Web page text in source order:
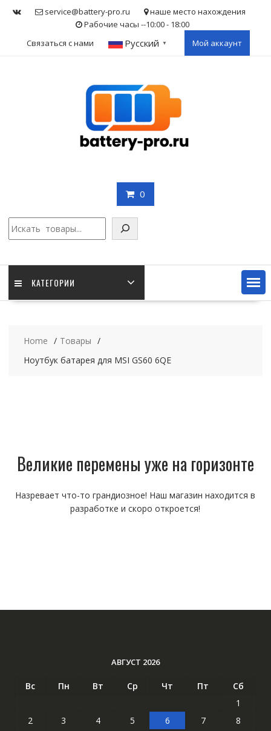
service@battery-pro.ru
наше место нахождения
Рабочие часы --10:00 - 18:00
Связаться с нами
Русский ▼ Мой аккаунт
0
КАТЕГОРИИ
Home
Товары
Ноутбук батарея для MSI GS60 6QE
Великие перемены уже на горизонте
Назревает что-то грандиозное! Наш магазин находится в
разработке и скоро откроется!
АВГУСТ 2026
Вс Пн Вт Ср Чт Пт
Сб
1
2
3 4 5 6 7
8